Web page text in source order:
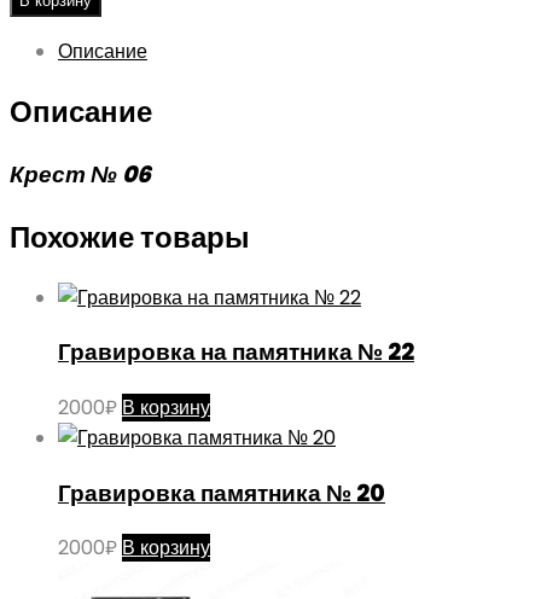
Описание
Описание
Крест № 06
Похожие товары
Гравировка на памятника № 22
2000₽ В корзину
Гравировка памятника № 20
2000₽ В корзину